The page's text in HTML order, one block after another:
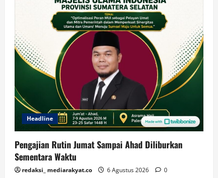
Headline
Pengajian Rutin Jumat Sampai Ahad Diliburkan
Sementara Waktu
redaksi_ mediarakyat.co 6 Agustus 2026 0